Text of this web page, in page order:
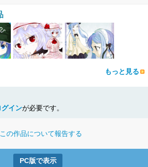
もっと見る
グインが必要です。
この作品について報告する
PC版で表示